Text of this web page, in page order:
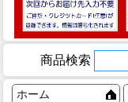
商品検索
ホーム